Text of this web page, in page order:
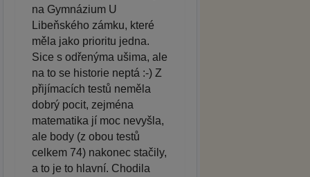
na Gymnázium U
Libeňského zámku, které
měla jako prioritu jedna.
Sice s odřenýma ušima, ale
na to se historie neptá :-) Z
přijímacích testů neměla
dobrý pocit, zejména
matematika jí moc nevyšla,
ale body (z obou testů
celkem 74) nakonec stačily,
a to je to hlavní. Chodila